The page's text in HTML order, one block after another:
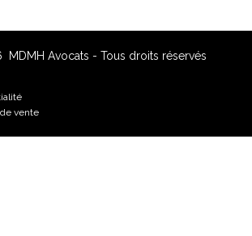
Avocats - Tous droits réservés
vente